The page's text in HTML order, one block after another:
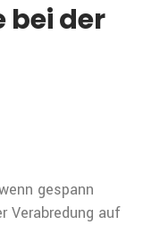
bei der
gespann
Verabredung auf